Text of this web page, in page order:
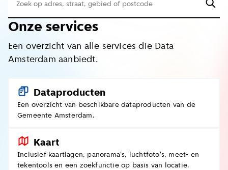
zoeken
Onze services
Een overzicht van alle services die Data
Amsterdam aanbiedt.
Dataproducten
Een overzicht van beschikbare dataproducten van de
Gemeente Amsterdam.
Kaart
Inclusief kaartlagen, panorama's, luchtfoto's, meet- en
tekentools en een zoekfunctie op basis van locatie.